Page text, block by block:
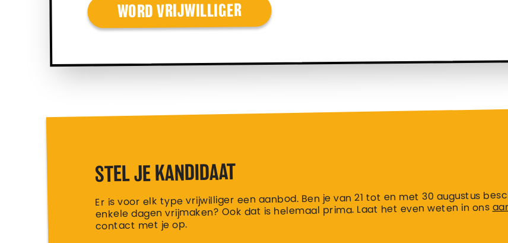
WORD VRIJWILLIGER
STEL JE KANDIDAAT
Er is voor elk type vrijwilliger een aanbod. Ben je van 21 tot en met 30 augustus
enkele dagen vrijmaken? Ook dat is helemaal prima. Laat het even weten in ons
contact met je op.